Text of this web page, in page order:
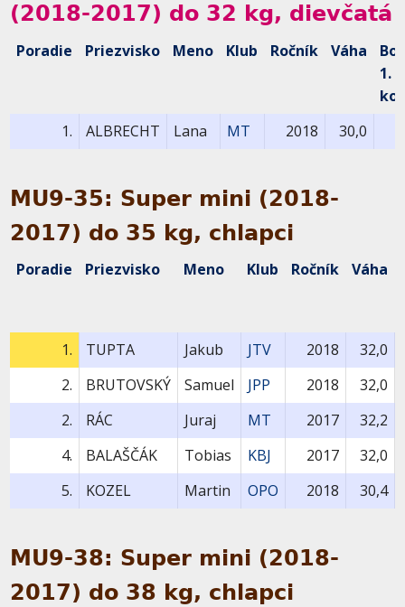
(2018-2017) do 32 kg, dievčatá
Poradie Priezvisko Meno Klub Ročník Váha
1.
1.
ALBRECHT Lana MT 2018 30,0
MU9-35: Super mini (2018-
2017) do 35 kg, chlapci
Poradie Priezvisko Meno Klub Ročník Váha
1.
TUPTA Jakub JTV 2018
32,0
2.
BRUTOVSKÝ Samuel JPP 2018
32,0
2.
RÁC Juraj MT 2017
32,2
4.
BALAŠČÁK Tobias KBJ 2017
32,0
5.
KOZEL Martin OPO 2018 30,4
MU9-38: Super mini (2018-
2017) do 38 kg, chlapci